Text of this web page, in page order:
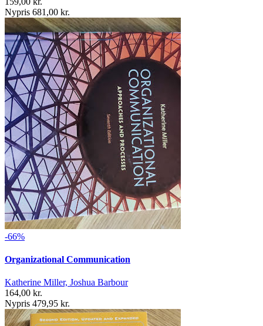
Nypris 681,00 kr.
-66%
Organizational Communication
Katherine Miller, Joshua Barbour
164,00 kr.
Nypris 479,95 kr.